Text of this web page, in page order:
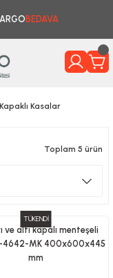
BEDAVA
Kasalar
Toplam 5 ürün
TÜKENDİ
ve altı kapalı menteşeli
4642-MK 400x600x445
mm